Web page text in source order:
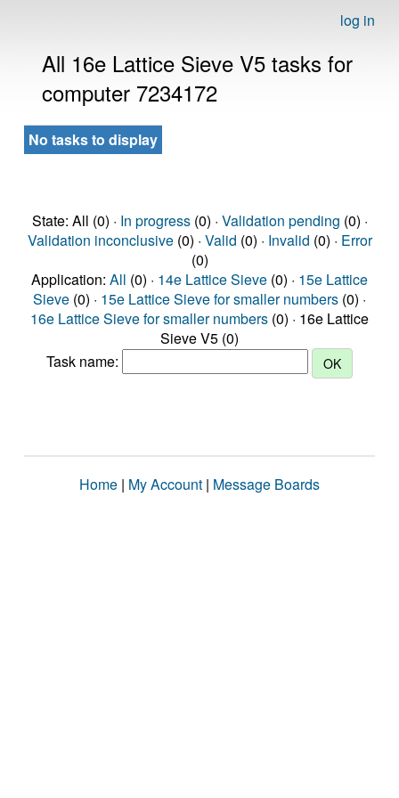
log in
All 16e Lattice Sieve V5 tasks for
computer 7234172
No tasks to display
State: All (0) · In progress(0) · Validation pending (0) ·
Validation inconclusive(0) · Valid (0) · Invalid (0) · Error
(0)
Application: All (0) · 14e Lattice Sieve (0) · 15e Lattice
Sieve (0) · 15e Lattice Sieve for smaller numbers (0) ·
16e Lattice Sieve for smaller numbers (0) · 16e Lattice
Sieve V5 (0)
Task name:
Home | My Account | Message Boards